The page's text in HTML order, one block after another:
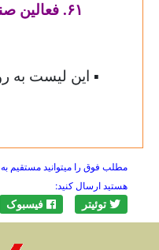
۶۱. فعالین صنفی دانشگاه بیرجند
▪ این لیست به
مطلب فوق را میتوانید مستقیم
هستید ارسال کنید:
توئیتر فیسبوک